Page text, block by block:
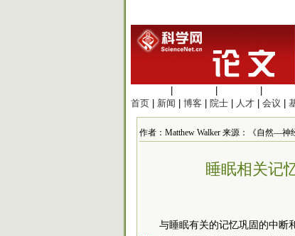
首页
新闻 博客 院士 人才 会议
作者：Matthew Walker 来源：《自然—神
睡眠相关记
与睡眠有关的记忆巩固的中断